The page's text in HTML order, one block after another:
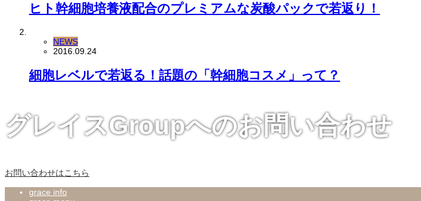
ヒト幹細胞培養液配合のプレミアムな炭酸パックで若返り！
NEWS
2016.09.24
細胞レベルで若返る！話題の「幹細胞コスメ」って？
グレイスGroupへのお問い合わせ
お問い合わせはこちら
grace info